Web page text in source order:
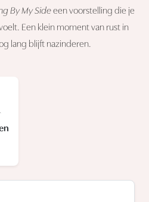
By My Sideeen voorstelling die je
Een klein moment van rust in
lang blijft nazinderen.